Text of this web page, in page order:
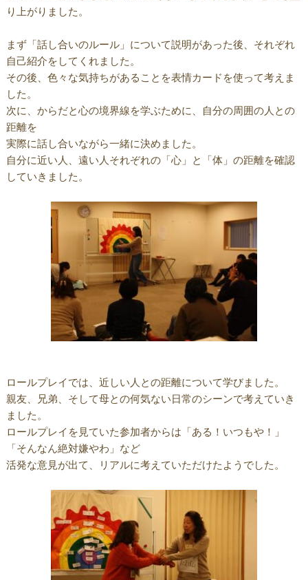
り上がりました。
まず「話し合いのルール」について説明があった後、それぞれ
自己紹介をしてくれました。
その後、色々な気持ちがあることを表情カードを使って考えま
した。
次に、からだと心の境界線を学ぶために、自分の周囲の人との
距離を
実際に話し合いながら一緒に決めました。
自分に近い人、遠い人それぞれの「心」と「体」の距離を確認
していきました。
ロールプレイでは、近しい人との距離について学びました。
親友、兄弟、そして母との何気ない日常のシーンで考えていき
ました。
ロールプレイを見ていた参加者からは「ある！いつもや！」
「そんなん絶対嫌やわ」など
活発な意見が出て、リアルに考えていただけたようでした。